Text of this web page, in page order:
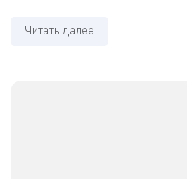
Читать далее